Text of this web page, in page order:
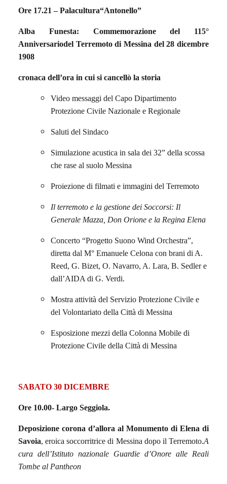
Ore 17.21 –Palacultura“Antonello”
Alba Funesta: Commemorazione del 115°
Anniversariodel Terremoto di Messina del 28 dicembre
1908
cronaca dell’ora in cui si cancellò la storia
Video messaggi del Capo Dipartimento
Protezione Civile Nazionale e Regionale
Saluti del Sindaco
Simulazione acustica in sala dei 32” della scossa
che rase al suolo Messina
Proiezione di filmati e immagini del Terremoto
Il terremoto e la gestione dei Soccorsi: Il
Generale Mazza, Don Orione e la Regina Elena
Concerto “Progetto Suono Wind Orchestra”,
diretta dal M° Emanuele Celona con brani di A.
Reed, G. Bizet, O. Navarro, A. Lara, B. Sedler e
dall’AIDA di G. Verdi.
Mostra attività del Servizio Protezione Civile e
del Volontariato della Città di Messina
Esposizione mezzi della Colonna Mobile di
Protezione Civile della Città di Messina
SABATO 30 DICEMBRE
Ore 10.00- Largo Seggiola.
Deposizione corona d’allora al Monumento di Elena di
Savoia, eroica soccorritrice di Messina dopo il Terremoto.A
cura dell’Istituto nazionale Guardie d’Onore alle Reali
Tombe al Pantheon